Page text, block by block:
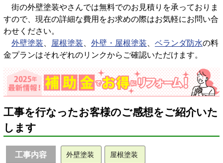
街の外壁塗装やさんでは無料でのお見積りを承っておりま
すので、現在の詳細な費用をお求めの際はお気軽にお問い合
わせください。
外壁塗装
屋根塗装 外壁・屋根塗装 ベランダ防水の料
金プランはそれぞれのリンクからご確認いただけます。
工事を行なったお客様のご感想をご紹介いた
します
工事内容 外壁塗装 屋根塗装